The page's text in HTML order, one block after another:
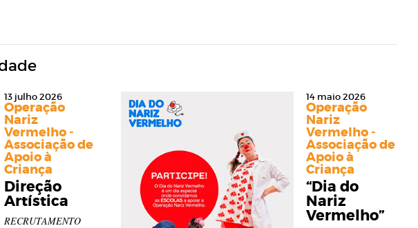
13 julho 2026
Operação
Nariz
Vermelho -
Associação de
Apoio à
Criança
Direção
Artística
RECRUTAMENTO
14 maio 2026
Operação
Nariz
Vermelho -
Associação de
Apoio à
Criança
“Dia do
Nariz
Vermelho”